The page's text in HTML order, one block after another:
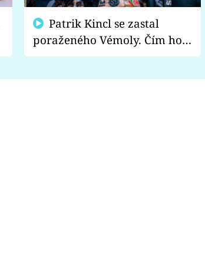
poraženého Vémoly. Čím ho
fanoušci naštvali?